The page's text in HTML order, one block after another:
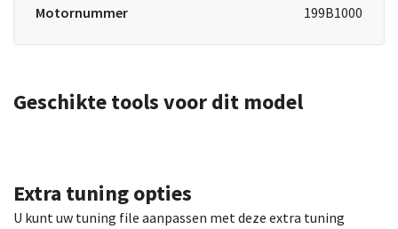
Motornummer
199B1000
Geschikte tools voor dit model
Extra tuning opties
U kunt uw tuning file aanpassen met deze extra tuning